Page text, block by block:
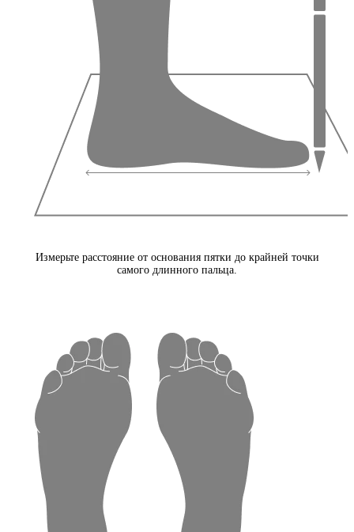
Измерьте расстояние от основания пятки до крайней точки
самого длинного пальца.